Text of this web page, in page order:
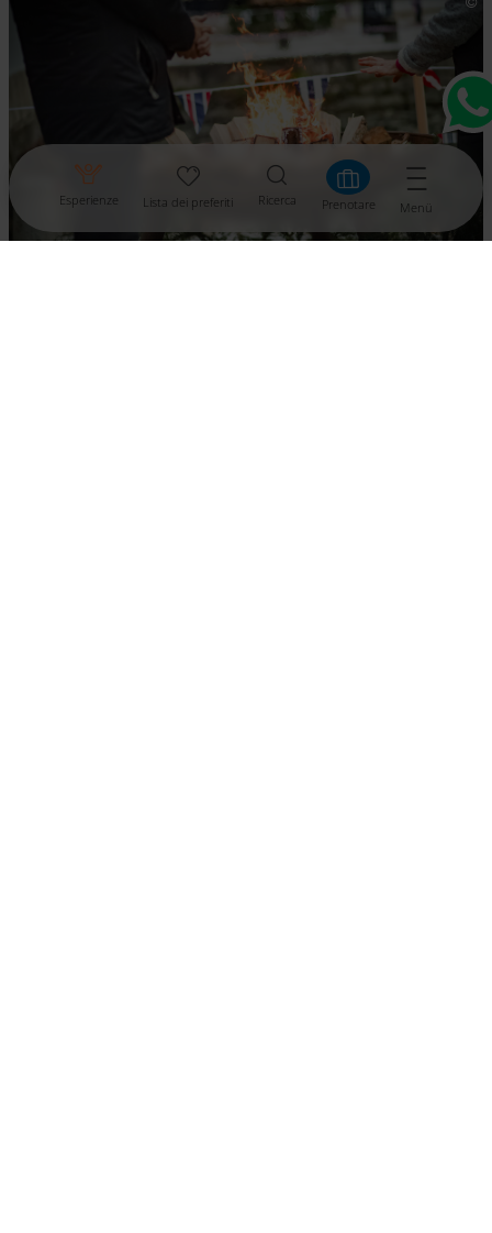
Esperienze Lista dei preferiti Ricerca Prenotare Menü